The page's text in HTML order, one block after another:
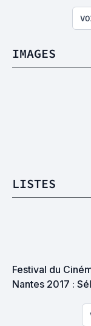
IMAGES
LISTES
Festival du
Nantes 2017 :